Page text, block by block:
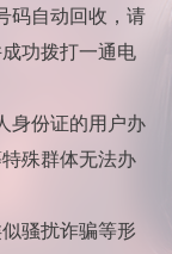
码自动回收，请
功拨打一通电
身份证的用户办
殊群体无法办
骚扰诈骗等形